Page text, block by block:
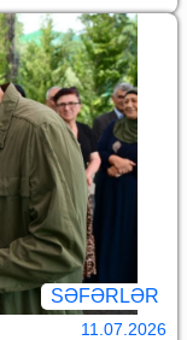
SƏFƏRLƏR
11.07.2026